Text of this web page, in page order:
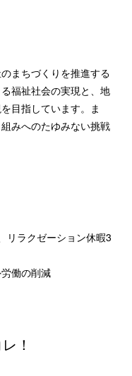
まちづくりを推進する
福祉社会の実現と、地
目指しています。ま
みへのたゆみない挑戦
リラクゼーション休暇3
働の削減
！